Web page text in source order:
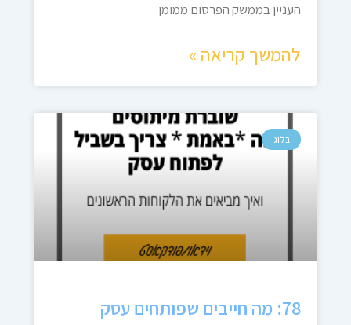
העניין בממשק הפרסום ממומן
להמשך קריאה »
בלוג
78: מה חייבים שפותחים עסק